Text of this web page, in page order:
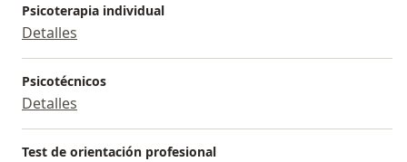
Psicoterapia individual
Detalles
Psicotécnicos
Detalles
Test de orientación profesional